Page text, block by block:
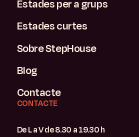
Estades per a grups
Estades curtes
Sobre StepHouse
Blog
Contacte
CONTACTE
De L a V de 8.30 a 19.30 h